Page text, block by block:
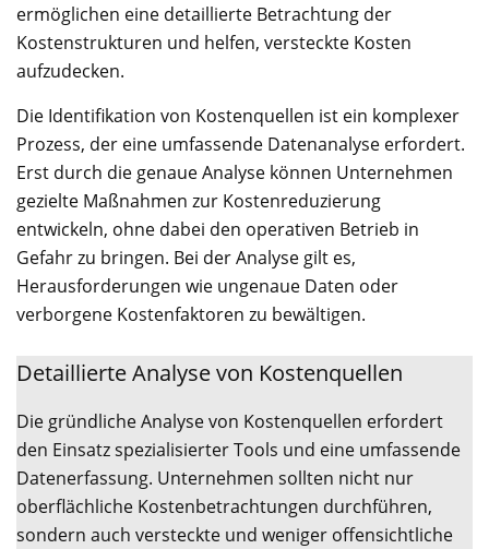
ermöglichen eine detaillierte Betrachtung der
Kostenstrukturen und helfen, versteckte Kosten
aufzudecken.
Die Identifikation von Kostenquellen ist ein komplexer
Prozess, der eine umfassende Datenanalyse erfordert.
Erst durch die genaue Analyse können Unternehmen
gezielte Maßnahmen zur Kostenreduzierung
entwickeln, ohne dabei den operativen Betrieb in
Gefahr zu bringen. Bei der Analyse gilt es,
Herausforderungen wie ungenaue Daten oder
verborgene Kostenfaktoren zu bewältigen.
Detaillierte Analyse von Kostenquellen
Die gründliche Analyse von Kostenquellen erfordert
den Einsatz spezialisierter Tools und eine umfassende
Datenerfassung. Unternehmen sollten nicht nur
oberflächliche Kostenbetrachtungen durchführen,
sondern auch versteckte und weniger offensichtliche